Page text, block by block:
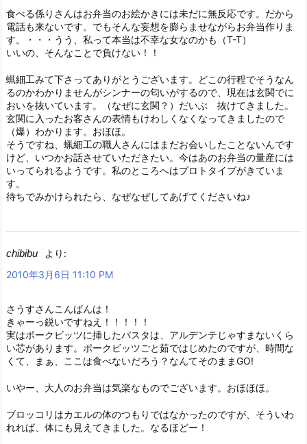
食べる係りさんはお弁当のお絵かきには未だに無反応です。だから
電話も来ないです。でもそんな妄想を膨らませながらお弁当作りま
す。・・・うう、私って本当は不幸な女なのかも（T-T）
いいの、そんなことで負けない！！
蝋細工みて下さってありがとうございます。どこの行程でそうなん
るのかわかりませんがシンナーの匂いがするので、現在は玄関でに
おいを抜いています。（なぜに玄関？）だいぶ 抜けてきました。
玄関に入ったお客さんの表情もけわしくなくなってきましたので
（爆）わかります。おほほ。
そうですね、蝋細工の職人さんにはまだお会いしたことないんです
けど、いつかお話させていただきたい。今はあのお弁当の量産には
いってられるようです。私のところへはプロトタイプがきていま
す。
待ちでみかけられたら、なぜなぜしてあげてくださいね♪
chibibu
より:
2010年3月6日 11:10 PM
さうすさんこんばんは！
きゃーっ鋭いですねえ！！！！！
実はポークビッツに挿したパスタは、アルデンテじゃすまないくら
い芯があります。ポークビッツごと茹ではじめたのですが、時間な
くて、まぁ、ここは食べないだろう？なんてそのままGO!
いやー、大人のお弁当は気楽なものでございます。おほほほ。
ブロッコリはカエルの体のつもりではなかったのですが、そういわ
れれば、体にも見えてきました。なるほどー！